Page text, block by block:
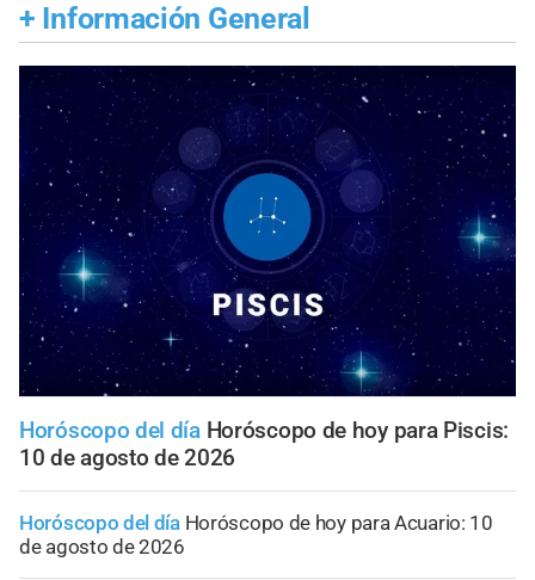
+ Información General
Horóscopo del día Horóscopo de hoy para Piscis:
10 de agosto de 2026
Horóscopo del día Horóscopo de hoy para Acuario: 10
de agosto de 2026